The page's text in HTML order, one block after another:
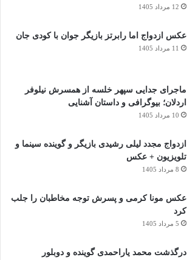
12 مرداد 1405
عکس ازدواج اما رابرتز بازیگر جوان با کودی جان
11 مرداد 1405
ماجرای جدایی سپهر خلسه از همسرش نیلوفر
اردلان؛ بیوگرافی و داستان آشنایی
10 مرداد 1405
ازدواج مجدد لیلی رشیدی بازیگر و گوینده سینما و
تلویزیون + عکس
8 مرداد 1405
عکس مونا کرمی و پسرش توجه مخاطبان را جلب
کرد
5 مرداد 1405
درگذشت محمد یاراحمدی گوینده و دوبلور